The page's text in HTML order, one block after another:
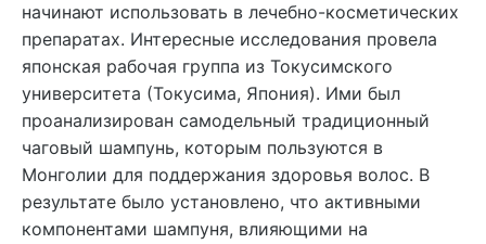
начинают использовать в лечебно-косметических
препаратах. Интересные исследования провела
японская рабочая группа из Токусимского
университета (Токусима, Япония). Ими был
проанализирован самодельный традиционный
чаговый шампунь, которым пользуются в
Монголии для поддержания здоровья волос. В
результате было установлено, что активными
компонентами шампуня, влияющими на